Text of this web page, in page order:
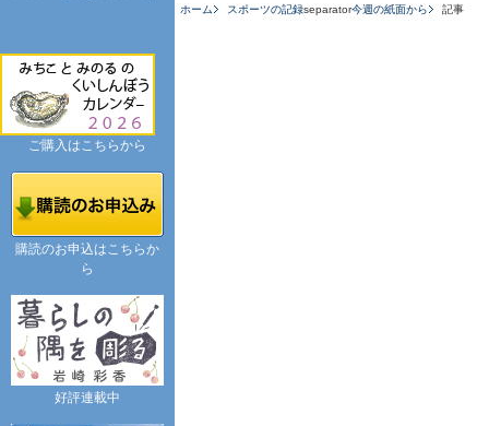
ホーム スポーツの記録separator今週の紙面から 記事
ご購入はこちらから
購読のお申込はこちらか
ら
好評連載中